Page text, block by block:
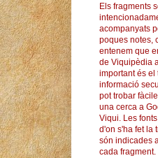
Els fragments
acompanyats
poques notes,
entenem que
de Viquipèdia
important és el
informació
pot trobar
una cerca a
Viqui. Les
d'on s'ha fet la
són indicades
cada fragment.